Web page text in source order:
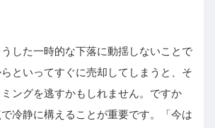
した一時的な下落に動揺しないことで
といってすぐに売却してしまうと、そ
ングを逃すかもしれません。ですか
冷静に構えることが重要です。「今は